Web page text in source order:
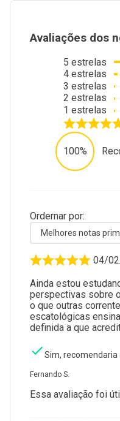
Avaliações dos
5 estrelas
4 estrelas
3 estrelas
2 estrelas
1 estrelas
100%
Ordernar por:
Melhores notas
04/
Ainda estou
perspectivas sobre
o que outras
escatológicas
definida a que
Sim, recomendaria
Fernando S.
Essa avaliação foi